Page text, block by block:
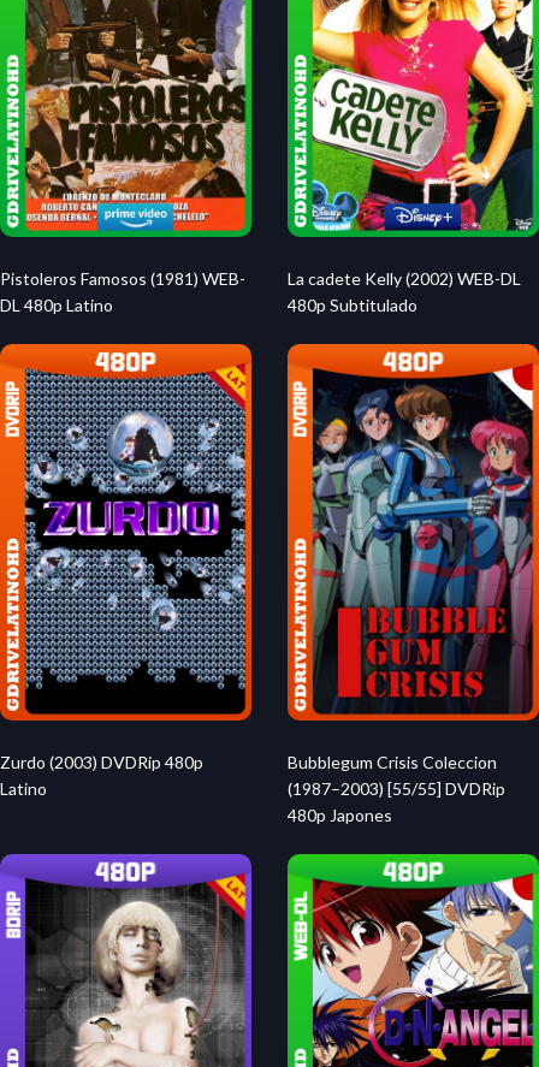
Pistoleros Famosos (1981) WEB-
DL 480p Latino
La cadete Kelly (2002) WEB-DL
480p Subtitulado
Zurdo (2003) DVDRip 480p
Latino
Bubblegum Crisis Coleccion
(1987–2003) [55/55] DVDRip
480p Japones